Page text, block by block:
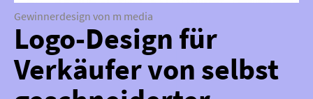
Gewinnerdesign von m media
Logo-Design für
Verkäufer von selbst